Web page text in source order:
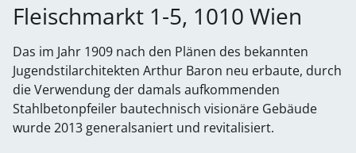
Fleischmarkt 1-5, 1010 Wien
Das im Jahr 1909 nach den Plänen des bekannten
Jugendstilarchitekten Arthur Baron neu erbaute, durch
die Verwendung der damals aufkommenden
Stahlbetonpfeiler bautechnisch visionäre Gebäude
wurde 2013 generalsaniert und revitalisiert.